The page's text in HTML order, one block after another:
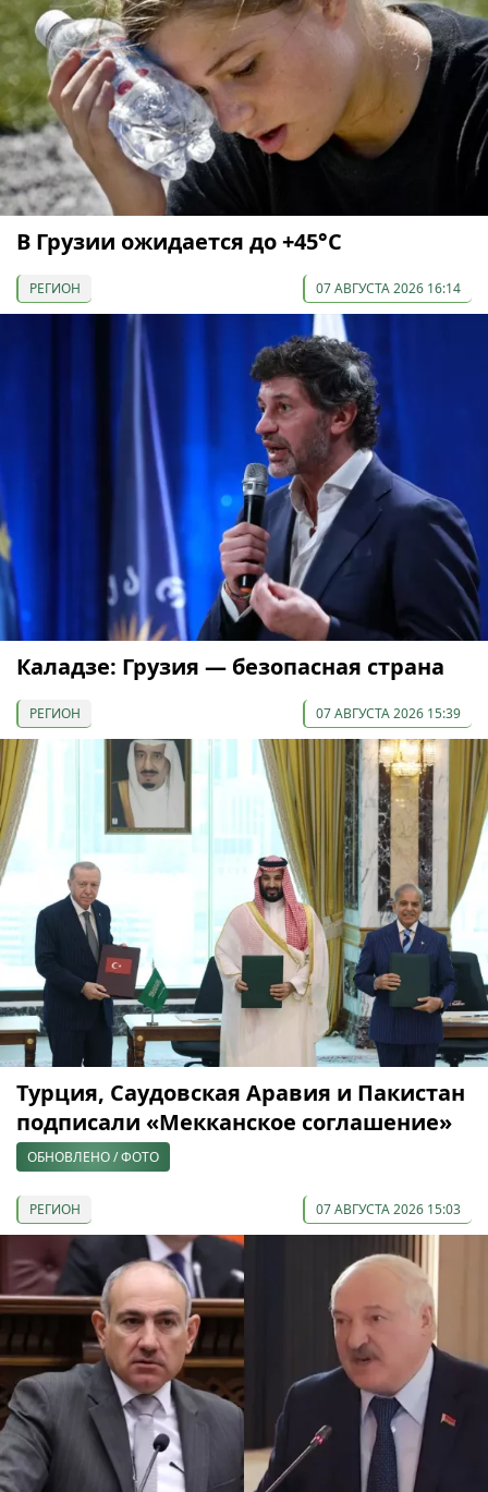
В Грузии ожидается до +45°С
РЕГИОН 07 АВГУСТА 2026 16:14
Каладзе: Грузия — безопасная страна
РЕГИОН 07 АВГУСТА 2026 15:39
Турция, Саудовская Аравия и Пакистан
подписали «Мекканское соглашение»
ОБНОВЛЕНО / ФОТО
РЕГИОН 07 АВГУСТА 2026 15:03